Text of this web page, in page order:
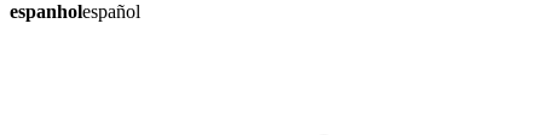
espanholespañol